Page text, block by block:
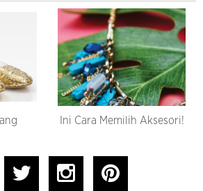
Ini Cara Memilih Aksesori!